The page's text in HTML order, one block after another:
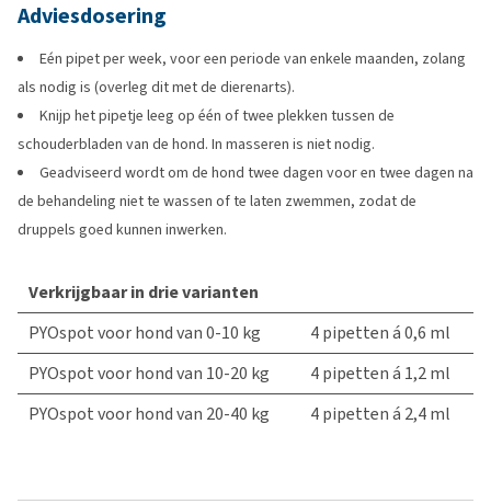
Adviesdosering
Eén pipet per week, voor een periode van enkele maanden, zolang
als nodig is (overleg dit met de dierenarts).
Knijp het pipetje leeg op één of twee plekken tussen de
schouderbladen van de hond. In masseren is niet nodig.
Geadviseerd wordt om de hond twee dagen voor en twee dagen na
de behandeling niet te wassen of te laten zwemmen, zodat de
druppels goed kunnen inwerken.
Verkrijgbaar in drie varianten
PYOspot voor hond van 0-10 kg
4 pipetten á 0,6 ml
PYOspot voor hond van 10-20 kg
4 pipetten á 1,2 ml
PYOspot voor hond van 20-40 kg
4 pipetten á 2,4 ml